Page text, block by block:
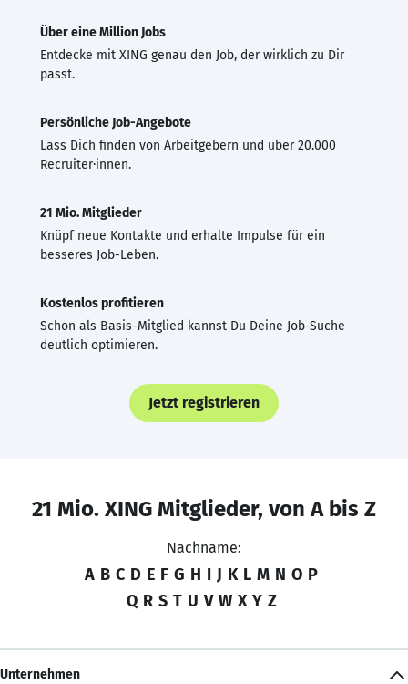
Über eine Million Jobs
Entdecke mit XING genau den Job, der wirklich zu Dir
passt.
Persönliche Job-Angebote
Lass Dich finden von Arbeitgebern und über 20.000
Recruiter·innen.
21 Mio. Mitglieder
Knüpf neue Kontakte und erhalte Impulse für ein
besseres Job-Leben.
Kostenlos profitieren
Schon als Basis-Mitglied kannst Du Deine Job-Suche
deutlich optimieren.
Jetzt registrieren
21 Mio. XING Mitglieder, von A bis Z
Nachname:
A B C D E F G H I J K L M N O P
Q R S T U V W X Y Z
Unternehmen